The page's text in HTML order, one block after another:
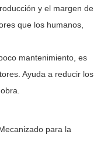
y el margen de
que los humanos,
mantenimiento, es
Ayuda a reducir los